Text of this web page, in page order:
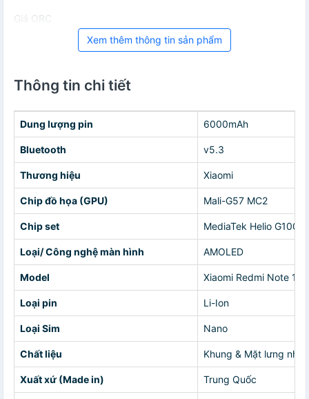
Giá ORC
Xem thêm thông tin sản phẩm
Thông tin chi tiết
Dung lượng pin 6000mAh
Bluetooth v5.3
Thương hiệu Xiaomi
Chip đồ họa (GPU) Mali-G57 MC2
Chip set MediaTek Helio G100-
Loại/ Công nghệ màn hình AMOLED
Model Xiaomi Redmi Note 15
Loại pin Li-Ion
Loại Sim Nano
Chất liệu Khung & Mặt lưng
Xuất xứ (Made in) Trung Quốc